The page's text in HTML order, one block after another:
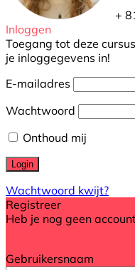
+
Inloggen
Toegang tot deze
je inloggegevens in!
E-mailadres
Wachtwoord
Onthoud mij
Wachtwoord kwijt?
Registreer
Heb je nog geen
Gebruikersnaam